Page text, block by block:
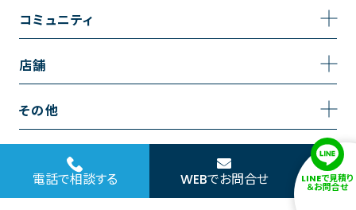
リノベーション
内装のリフォーム
水回りのリフォーム
外壁のリフォーム
施工事例一覧
お風呂の施工事例
洗面の施工事例
コミュニティ
コミュニティ
お知らせ
店舗
越谷店
浦和店
その他
お問い合わせ
サイトポリシー
電話で相談する WEBでお問合せ LINEで見積り
＆お問合せ